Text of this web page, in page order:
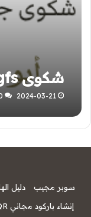
شكوى gfs للشحن جي اف اس
2024-03-21
سوبر مجيب
دليل
إنشاء باركود مجاني QR